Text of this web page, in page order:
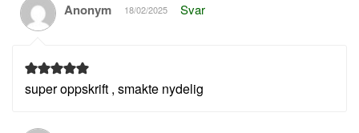
Anonym 18/02/2025 Svar
super oppskrift , smakte nydelig